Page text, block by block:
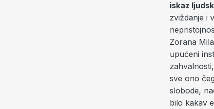
iskaz
zviždanje i
Zorana
upućeni
sve ono
slobode,
bilo kakav